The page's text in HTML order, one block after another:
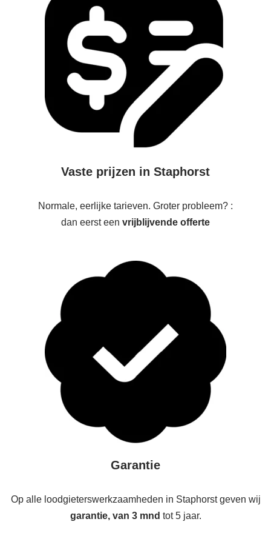
Vaste prijzen in Staphorst
Normale, eerlijke tarieven. Groter probleem? :
dan eerst een vrijblijvende offerte
Garantie
Op alle loodgieterswerkzaamheden in Staphorst geven wij
garantie, van 3 mnd tot 5 jaar.